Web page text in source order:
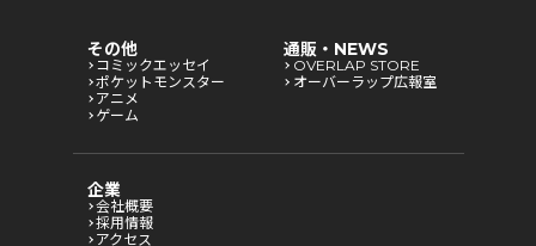
その他
コミックエッセイ
ポケットモンスター
アニメ
ゲーム
通販・NEWS
OVERLAP STORE
オーバーラップ広報室
企業
会社概要
採用情報
アクセス